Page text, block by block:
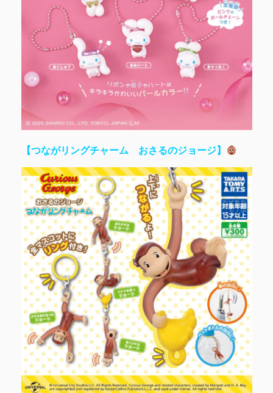
【つながリングチャーム おさるのジョージ】